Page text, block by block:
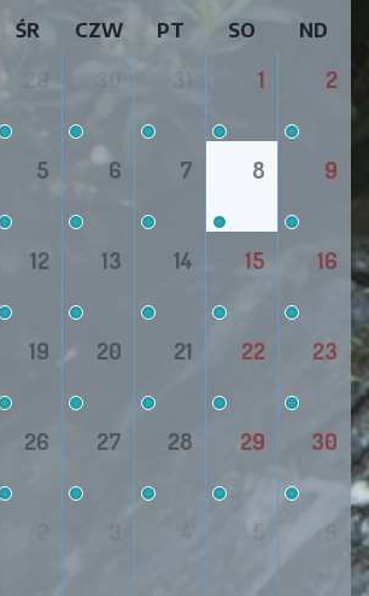
ŚR CZW PT SO ND
30 1 2
5 6 7 8 9
12 13 14 15 16
19 20 21 22 23
26 27 28 29 30
4 5 6